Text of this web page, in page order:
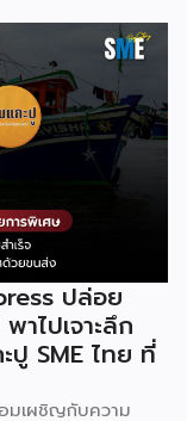
หรัฐอเมริกา ฮ่องกง
ผู้ใช้งานในไทย
านคนทั่วเอเชีย ปีนี้
2568 ภายใต้
ของคุณด้วย
ทศไทยผ่านการนำ
ปสู่ระบบดิจิทัล
ะดับมืออาชีพร่วมกับ
ปล่อย
าไปเจาะลึก
ปู SME ไทย ที่
มเผชิญกับความ